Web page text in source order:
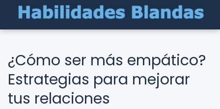
¿Cómo ser más empático?
Estrategias para mejorar
tus relaciones